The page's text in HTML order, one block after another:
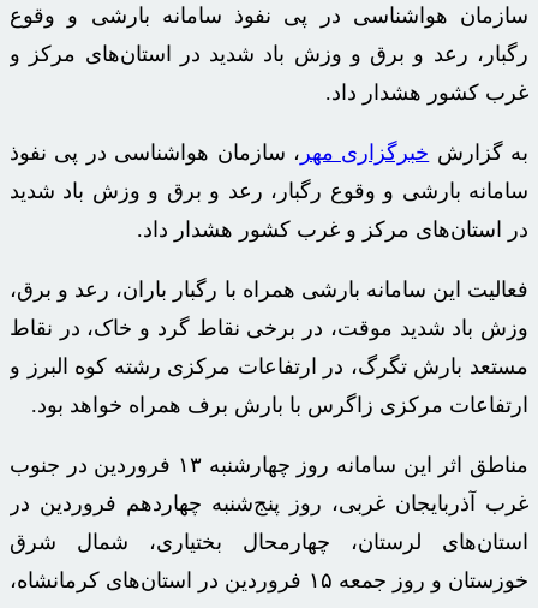
سازمان هواشناسی در پی نفوذ سامانه بارشی و وقوع
رگبار، رعد و برق و وزش باد شدید در استان‌های مرکز و
غرب کشور هشدار داد.
به گزارش خبرگزاری مهر ، سازمان هواشناسی در پی نفوذ
سامانه بارشی و وقوع رگبار، رعد و برق و وزش باد شدید
در استان‌های مرکز و غرب کشور هشدار داد.
فعالیت این سامانه بارشی همراه با رگبار باران، رعد و برق،
وزش باد شدید موقت، در برخی نقاط گرد و خاک، در نقاط
مستعد بارش تگرگ، در ارتفاعات مرکزی رشته کوه البرز و
ارتفاعات مرکزی زاگرس با بارش برف همراه خواهد بود.
مناطق اثر این سامانه روز چهارشنبه ۱۳ فروردین در جنوب
غرب آذربایجان غربی، روز پنج‌شنبه چهاردهم فروردین در
استان‌های لرستان، چهارمحال بختیاری، شمال شرق
خوزستان و روز جمعه ۱۵ فروردین در استان‌های کرمانشاه،